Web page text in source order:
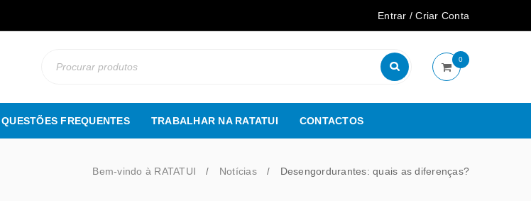
Entrar /Criar Conta
0
QUESTÕES FREQUENTES TRABALHAR NA RATATUI CONTACTOS
Bem-vindo à RATATUI / Notícias / Desengordurantes: quais as diferenças?